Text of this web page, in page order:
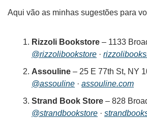
Aqui vão as minhas sugestões para
Rizzoli Bookstore – 1133
@rizzolibookstore ·
Assouline – 25 E 77th St, NY
@assouline · assouline.com
Strand Book Store – 828
@strandbookstore ·